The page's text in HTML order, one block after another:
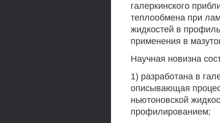
галеркинского
теплообмена при
жидкостей в
применения в
Научная новизна
1) разработана в
описывающая
ньютоновской
профилированием;